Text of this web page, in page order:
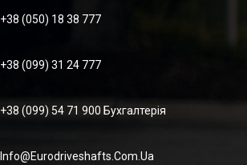
+38 (050) 18 38 777
+38 (099) 31 24 777
+38 (099) 54 71 900 Бухгалтерія
Info@eurodriveshafts.com.ua